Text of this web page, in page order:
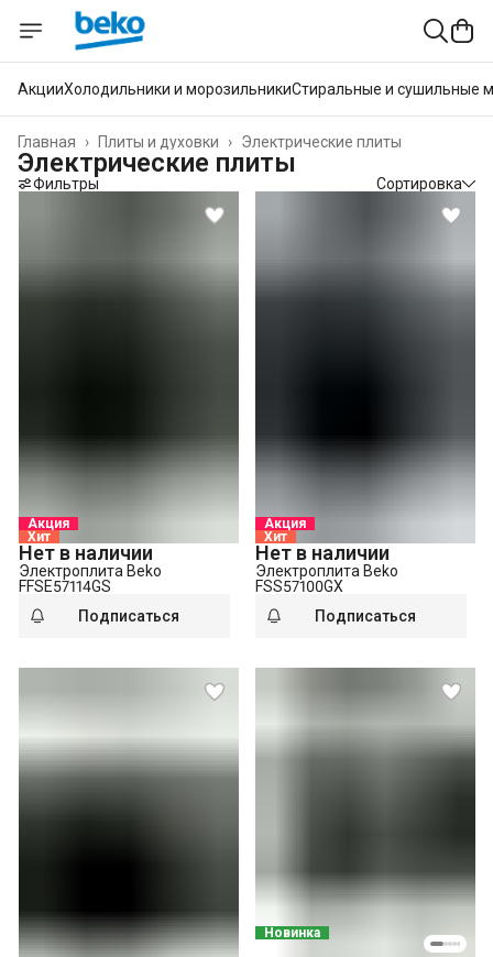
АкцииХолодильники и морозильникиСтиральные и сушильные
Электрические плиты
Плиты и духовки ›
Главная ›
Электрические плиты
Фильтры Сортировка
Акция
Хит
Нет в наличии
Электроплита Beko
FFSE57114GS
Подписаться
Акция
Хит
Нет в наличии
Электроплита Beko
FSS57100GX
Подписаться
Новинка